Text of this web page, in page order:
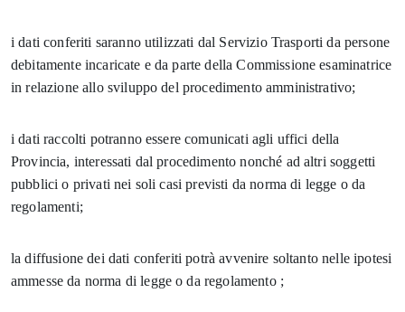
i dati conferiti saranno utilizzati dal Servizio Trasporti da persone
debitamente incaricate e da parte della Commissione esaminatrice
in relazione allo sviluppo del procedimento amministrativo;
i dati raccolti potranno essere comunicati agli uffici della
Provincia, interessati dal procedimento nonché ad altri soggetti
pubblici o privati nei soli casi previsti da norma di legge o da
regolamenti;
la diffusione dei dati conferiti potrà avvenire soltanto nelle ipotesi
ammesse da norma di legge o da regolamento ;